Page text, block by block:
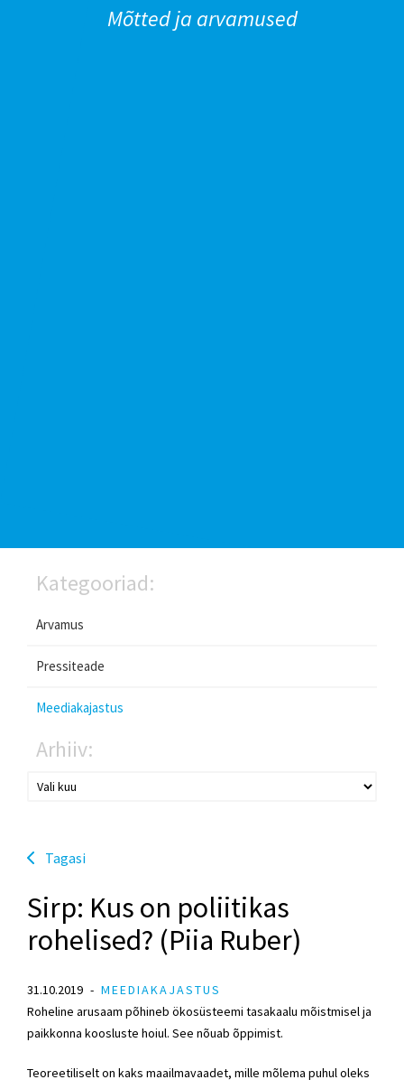
Mõtted ja arvamused
Kategooriad:
Arvamus
Pressiteade
Meediakajastus
Arhiiv:
Tagasi
Sirp: Kus on poliitikas
rohelised? (Piia Ruber)
31.10.2019
MEEDIAKAJASTUS
Roheline arusaam põhineb ökosüsteemi tasakaalu mõistmisel ja
paikkonna koosluste hoiul. See nõuab õppimist.
Teoreetiliselt on kaks maailmavaadet, mille mõlema puhul oleks